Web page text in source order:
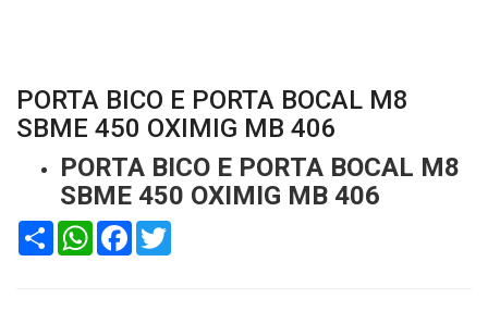
PORTA BICO E PORTA BOCAL M8
SBME 450 OXIMIG MB 406
PORTA BICO E PORTA BOCAL M8
SBME 450 OXIMIG MB 406
Compartilhar
WhatsAppFacebook
Twitter